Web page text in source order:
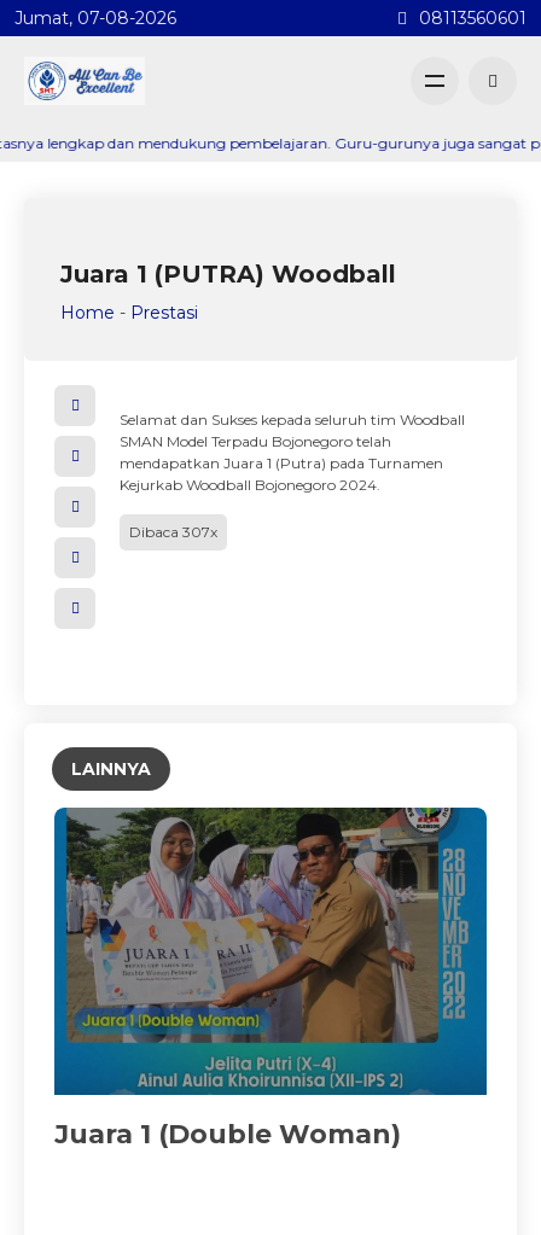
Jumat, 07-08-2026 08113560601
dan mendukung pembelajaran. Guru-gurunya juga sangat
Juara 1 (PUTRA) Woodball
Home - Prestasi
Selamat dan Sukses kepada seluruh tim Woodball
SMAN Model Terpadu Bojonegoro telah
mendapatkan Juara 1 (Putra) pada Turnamen
Kejurkab Woodball Bojonegoro 2024.
Dibaca 307x
LAINNYA
Woman)
Juara 1 Karate